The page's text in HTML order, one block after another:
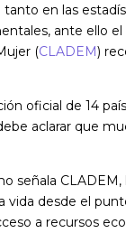
en las
ante ello el
(CLADEM)
oficial de 14
aclarar que
señala
desde el
a recursos